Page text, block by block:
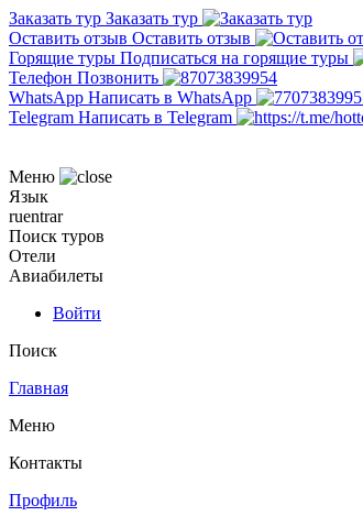
Заказать тур Заказать тур
Оставить отзыв Оставить отзыв
Горящие туры Подписаться на горящие туры
Телефон Позвонить
WhatsApp Написать в WhatsApp
Telegram Написать в Telegram
Меню
Язык
ruentrar
Поиск туров
Отели
Авиабилеты
Войти
Поиск
Главная
Меню
Контакты
Профиль